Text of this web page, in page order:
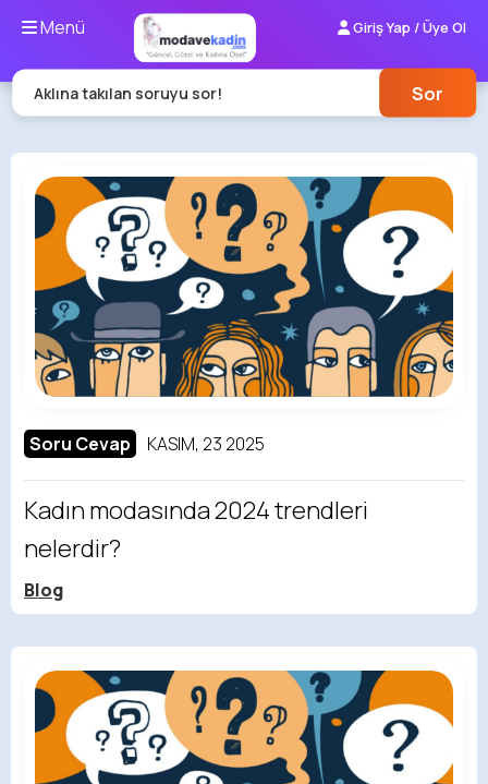
Menü Giriş Yap / Üye Ol
Aklına takılan soruyu sor! Sor
Soru Cevap KASIM, 23 2025
Kadın modasında 2024 trendleri
nelerdir?
Blog